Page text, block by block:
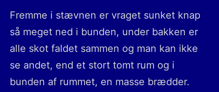
Fremme i stævnen er vraget sunket knap
så meget ned i bunden, under bakken er
alle skot faldet sammen og man kan ikke
se andet, end et stort tomt rum og i
bunden af rummet, en masse brædder.